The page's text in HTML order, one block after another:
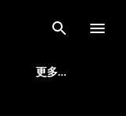
更多…